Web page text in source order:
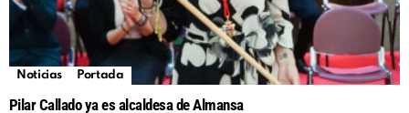
Noticias Portada
Pilar Callado ya es alcaldesa de Almansa